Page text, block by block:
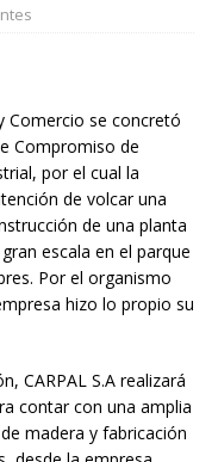
Comercio se concretó
Compromiso de
por el cual la
de volcar una
de una planta
escala en el parque
Por el organismo
hizo lo propio su
CARPAL S.A realizará
contar con una amplia
madera y fabricación